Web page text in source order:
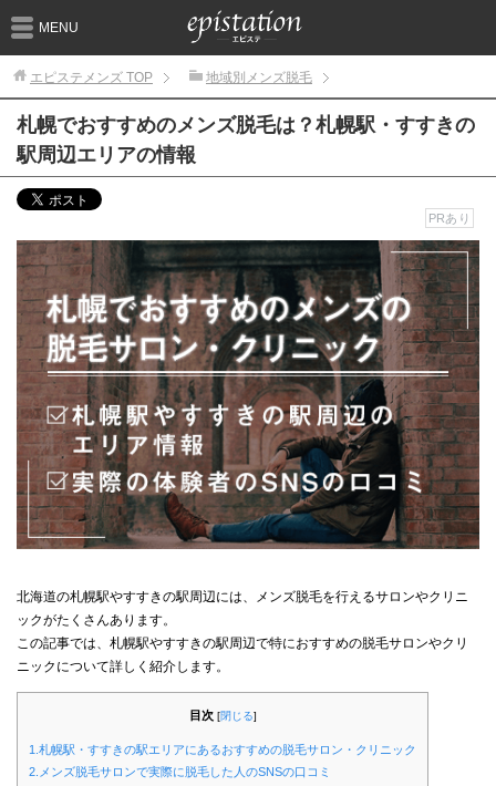
MENU
エピステメンズ TOP 地域別メンズ脱毛
札幌でおすすめのメンズ脱毛は？札幌駅・すすきの
駅周辺エリアの情報
PRあり
北海道の札幌駅やすすきの駅周辺には、メンズ脱毛を行えるサロンやクリニ
ックがたくさんあります。
この記事では、札幌駅やすすきの駅周辺で特におすすめの脱毛サロンやクリ
ニックについて詳しく紹介します。
目次 [閉じる]
1.札幌駅・すすきの駅エリアにあるおすすめの脱毛サロン・クリニック
2.メンズ脱毛サロンで実際に脱毛した人のSNSの口コミ